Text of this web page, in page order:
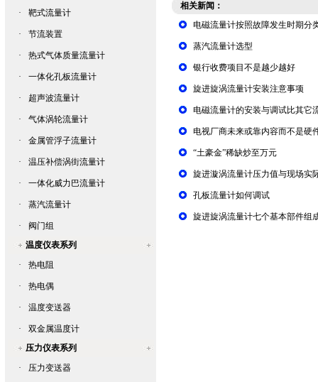
· 靶式流量计
· 节流装置
· 热式气体质量流量计
· 一体化孔板流量计
· 超声波流量计
· 气体涡轮流量计
· 金属管浮子流量计
· 温压补偿涡街流量计
· 一体化威力巴流量计
· 蒸汽流量计
·
阀门组
温度仪表系列
·
热电阻
· 热电偶
· 温度变送器
·
双金属温度计
压力仪表系列
·
压力变送器
相关新闻：
电磁流量计按照故障发生时期分
蒸汽流量计选型
银行收费项目不是越少越好
旋进旋涡流量计安装注意事项
电磁流量计的安装与调试比其它
电视厂商未来或靠内容而不是硬
“土豪金”稀缺炒至万元
旋进漩涡流量计压力值与现场实
孔板流量计如何调试
旋进旋涡流量计七个基本部件组